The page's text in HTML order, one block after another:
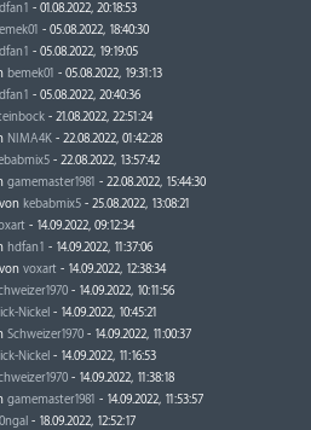
- 01.08.2022, 20:18:53
- 05.08.2022, 18:40:30
- 05.08.2022, 19:19:05
bemek01 - 05.08.2022, 19:31:13
- 05.08.2022, 20:40:36
- 21.08.2022, 22:51:24
NIMA4K - 22.08.2022, 01:42:28
- 22.08.2022, 13:57:42
gamemaster1981 - 22.08.2022, 15:44:30
kebabmix5 - 25.08.2022, 13:08:21
- 14.09.2022, 09:12:34
hdfan1 - 14.09.2022, 11:37:06
voxart - 14.09.2022, 12:38:34
- 14.09.2022, 10:11:56
Nickel - 14.09.2022, 10:45:21
Schweizer1970 - 14.09.2022, 11:00:37
Nickel - 14.09.2022, 11:16:53
- 14.09.2022, 11:38:18
gamemaster1981 - 14.09.2022, 11:53:57
- 18.09.2022, 12:52:17